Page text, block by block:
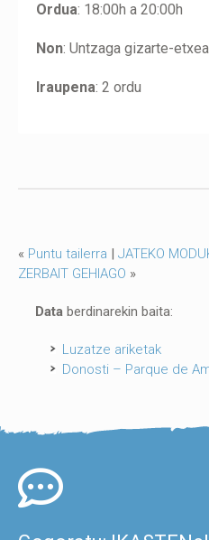
Ordua: 18:00h a 20:00h
Non: Untzaga gizarte-
Iraupena: 2 ordu
« Puntu tailerra | JATEKO
ZERBAIT GEHIAGO »
Data berdinarekin baita:
Luzatze ariketak
Donosti – Parque de